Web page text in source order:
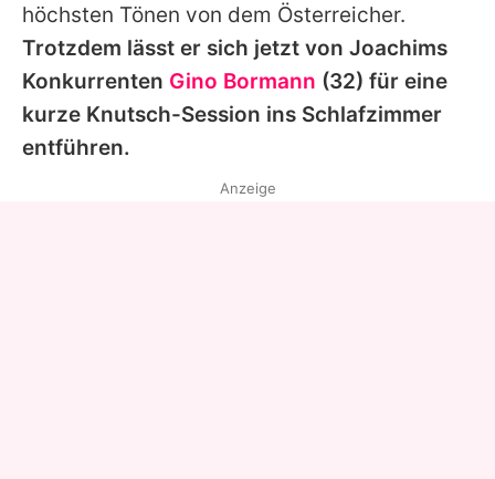
höchsten Tönen von dem Österreicher.
Trotzdem lässt er sich jetzt von Joachims
Konkurrenten Gino Bormann (32) für eine
kurze Knutsch-Session ins Schlafzimmer
entführen.
Anzeige